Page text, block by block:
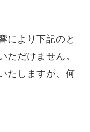
により下記のと
だけません。
たしますが、何